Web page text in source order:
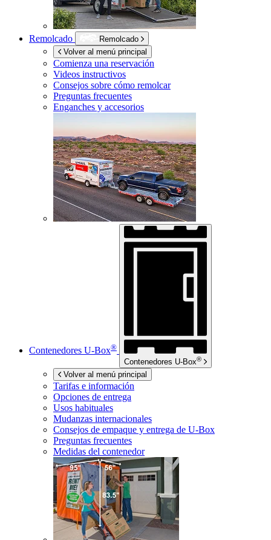
Remolcado
Remolcado
Volver al menú principal
Comienza una reservación
Videos instructivos
Consejos sobre cómo remolcar
Preguntas frecuentes
Enganches y accesorios
Contenedores U-Box®
Contenedores U-Box®
Volver al menú principal
Tarifas e información
Opciones de entrega
Usos habituales
Mudanzas internacionales
Consejos de empaque y entrega de U-Box
Preguntas frecuentes
Medidas del contenedor